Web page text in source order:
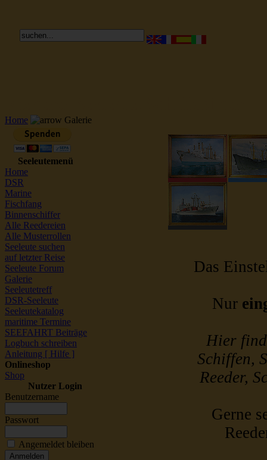
Home Galerie
Seeleutemenü
Home
DSR
Marine
Fischfang
Binnenschiffer
Alle Reedereien
Alle Musterrollen
Seeleute suchen
auf letzter Reise
Seeleute Forum
Galerie
Seeleutetreff
DSR-Seeleute
Seeleutekatalog
maritime Termine
SEEFAHRT Beiträge
Logbuch schreiben
Anleitung [ Hilfe ]
Onlineshop
Shop
Nutzer Login
Benutzername
Passwort
Angemeldet bleiben
Das
Nur
Hier
Schiffen,
Reeder,
Gerne